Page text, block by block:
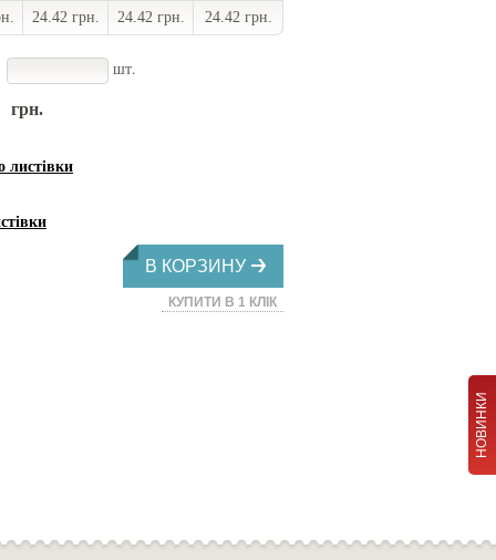
НОВИНКИ
24.42 грн. 24.42 грн. 24.42 грн.
шт.
грн.
В КОРЗИНУ
КУПИТИ В 1 КЛІК